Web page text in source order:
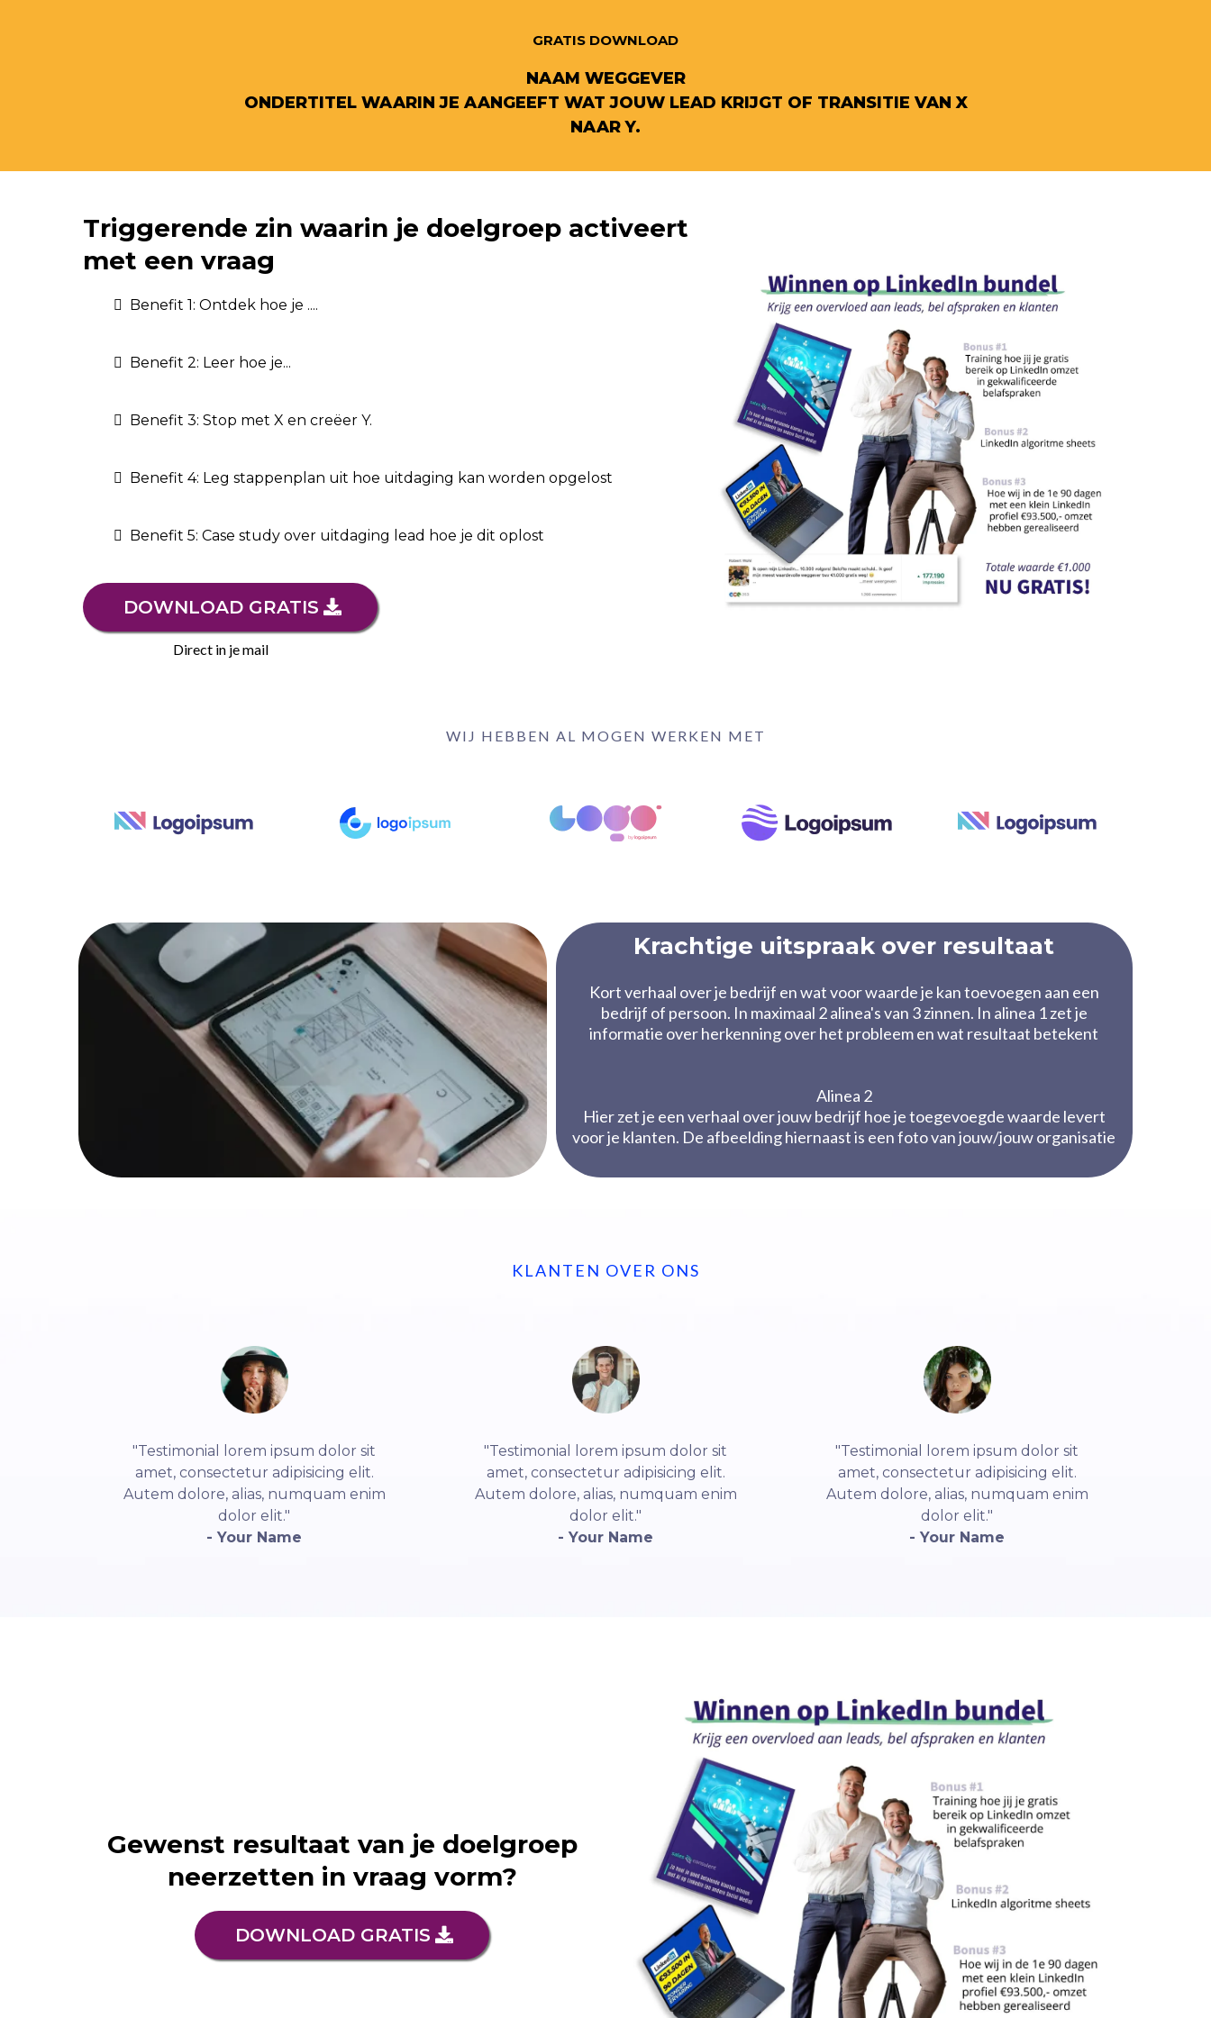
GRATIS DOWNLOAD
NAAM WEGGEVER
ONDERTITEL WAARIN JE AANGEEFT WAT JOUW LEAD KRIJGT OF TRANSITIE VAN X
NAAR Y.
Triggerende zin waarin je doelgroep activeert
met een vraag
Benefit 1: Ontdek hoe je ....
Benefit 2: Leer hoe je...
Benefit 3: Stop met X en creëer Y.
Benefit 4: Leg stappenplan uit hoe uitdaging kan worden opgelost
Benefit 5: Case study over uitdaging lead hoe je dit oplost
DOWNLOAD GRATIS
Direct in je mail
WIJ HEBBEN AL MOGEN WERKEN MET
Krachtige uitspraak over resultaat
Kort verhaal over je bedrijf en wat voor waarde je kan toevoegen aan een
bedrijf of persoon. In maximaal 2 alinea's van 3 zinnen. In alinea 1 zet je
informatie over herkenning over het probleem en wat resultaat betekent
Alinea 2
Hier zet je een verhaal over jouw bedrijf hoe je toegevoegde waarde levert
voor je klanten. De afbeelding hiernaast is een foto van jouw/jouw organisatie
KLANTEN OVER ONS
"Testimonial lorem ipsum dolor sit
amet, consectetur adipisicing elit.
Autem dolore, alias, numquam enim
dolor elit."
- Your Name
"Testimonial lorem ipsum dolor sit
amet, consectetur adipisicing elit.
Autem dolore, alias, numquam enim
dolor elit."
- Your Name
"Testimonial lorem ipsum dolor sit
amet, consectetur adipisicing elit.
Autem dolore, alias, numquam enim
dolor elit."
- Your Name
Gewenst resultaat van je doelgroep
neerzetten in vraag vorm?
DOWNLOAD GRATIS